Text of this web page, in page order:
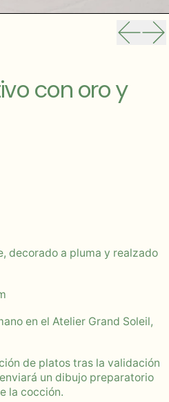
con oro y
decorado a pluma y realzado
en el Atelier Grand Soleil,
de platos tras la validación
un dibujo preparatorio
la cocción.